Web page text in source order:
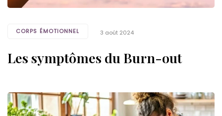
CORPS ÉMOTIONNEL 3 août 2024
Les symptômes du Burn-out
Tags